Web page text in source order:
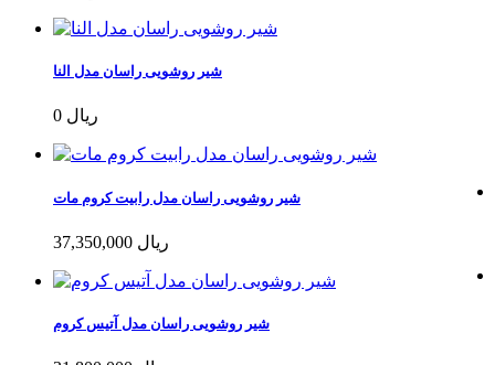
شیر روشویی راسان مدل النا
0 ریال
شیر روشویی راسان مدل رابیت کروم مات
37,350,000 ریال
شیر روشویی راسان مدل آتیس کروم